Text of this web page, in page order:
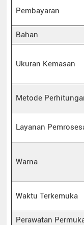
Pembayaran
Bahan
Ukuran Kemasan
Metode
Layanan
Warna
Waktu Terkemuka
Perawatan